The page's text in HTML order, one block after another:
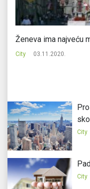
Ženeva ima najveću
City 03.11.2020.
City
City